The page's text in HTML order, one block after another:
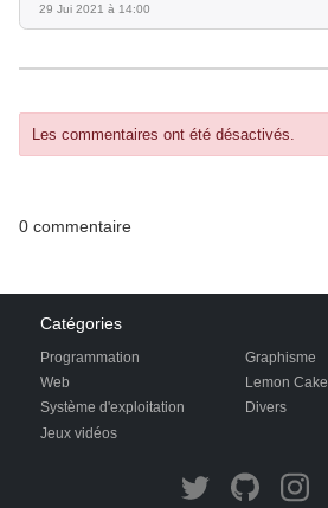
29 Jui 2021 à 14:00
Les commentaires ont été désactivés.
0 commentaire
Catégories
Programmation
Web
Système d'exploitation
Jeux vidéos
Graphisme
Lemon Cake
Divers